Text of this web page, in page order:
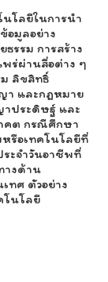
โลยีในการนำ
อมูลอย่าง
รรม การสร้าง
ร่ผ่านสื่อต่าง ๆ
ลิขสิทธิ์
และกฎหมาย
ประดิษฐ์ และ
คต กรณีศึกษา
รือเทคโนโลยีที่
ะจำวันอาชีพที่
างด้าน
ทศ ตัวอย่าง
โนโลยี